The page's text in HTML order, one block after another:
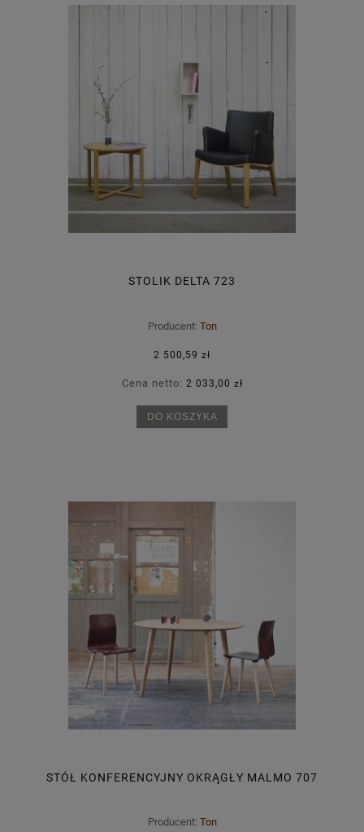
STOLIK DELTA 723
Producent: Ton
2 500,59 zł
Cena netto: 2 033,00 zł
DO KOSZYKA
STÓŁ KONFERENCYJNY OKRĄGŁY MALMO 707
Producent: Ton